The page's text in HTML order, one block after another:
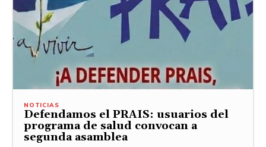
NOTICIAS
Defendamos el PRAIS: usuarios del
programa de salud convocan a
segunda asamblea